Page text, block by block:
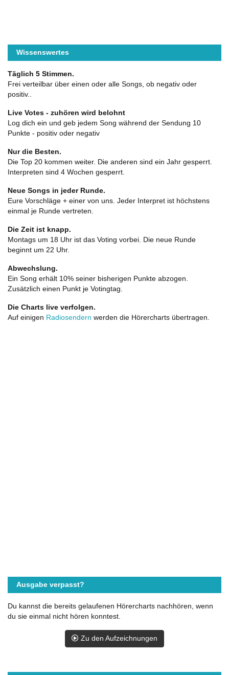
Wissenswertes
Täglich 5 Stimmen.
Frei verteilbar über einen oder alle Songs, ob negativ oder
positiv..
Live Votes - zuhören wird belohnt
Log dich ein und geb jedem Song während der Sendung 10
Punkte - positiv oder negativ
Nur die Besten.
Die Top 20 kommen weiter. Die anderen sind ein Jahr gesperrt.
Interpreten sind 4 Wochen gesperrt.
Neue Songs in jeder Runde.
Eure Vorschläge + einer von uns. Jeder Interpret ist höchstens
einmal je Runde vertreten.
Die Zeit ist knapp.
Montags um 18 Uhr ist das Voting vorbei. Die neue Runde
beginnt um 22 Uhr.
Abwechslung.
Ein Song erhält 10% seiner bisherigen Punkte abzogen.
Zusätzlich einen Punkt je Votingtag.
Die Charts live verfolgen.
Auf einigen Radiosendern werden die Hörercharts übertragen.
Ausgabe verpasst?
Du kannst die bereits gelaufenen Hörercharts nachhören, wenn
du sie einmal nicht hören konntest.
Zu den Aufzeichnungen